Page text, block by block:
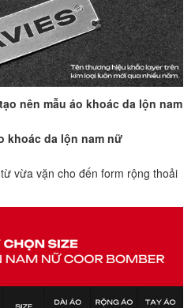
nên mẫu áo khoác da lộn nam
khoác da lộn nam nữ
vừa vặn cho đến form rộng thoải